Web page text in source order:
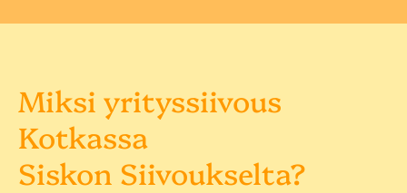
Miksi yrityssiivous
Kotkassa
Siskon Siivoukselta?